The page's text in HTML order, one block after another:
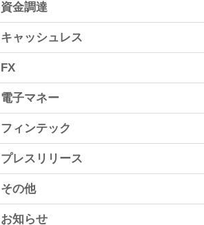
資金調達
キャッシュレス
FX
電子マネー
フィンテック
プレスリリース
その他
お知らせ